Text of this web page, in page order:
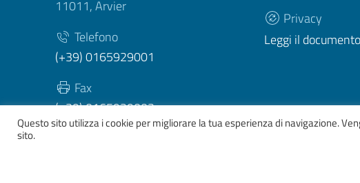
11011, Arvier
Telefono
(+39) 0165929001
Fax
(+39) 0165929003
Privacy
Leggi il documento
Questo sito utilizza i cookie per migliorare la tua esperienza di navigazione.
sito.